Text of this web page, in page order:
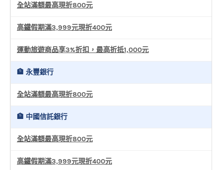
全站滿額最高現折800元
高鐵假期滿3,999元現折400元
運動旅遊商品享3%折扣，最高折抵1,000元
🏦 永豐銀行
全站滿額最高現折800元
🏦 中國信託銀行
全站滿額最高現折800元
高鐵假期滿3,999元現折400元